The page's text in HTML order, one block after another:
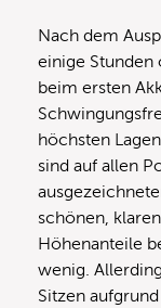
Nach dem
einige Stunden
beim ersten
höchsten
sind auf allen
schönen,
Höhenanteile
wenig.
Sitzen